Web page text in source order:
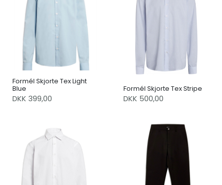
Formél Skjorte Tex Light
Blue
DKK 399,00
Formél Skjorte Tex Stripe
DKK 500,00